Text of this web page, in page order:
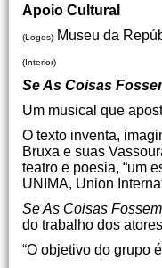
Apoio Cultural
(Logos) Museu da
(Interior)
Se As Coisas
Um musical que
O texto inventa,
Bruxa e suas
teatro e poesia, “um
UNIMA, Union
Se As Coisas
do trabalho dos
“O objetivo do grupo